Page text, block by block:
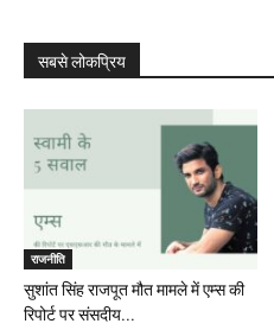
सबसे लोकप्रिय
राजनीति
सुशांत सिंह राजपूत मौत मामले में एम्स की
रिपोर्ट पर संसदीय...